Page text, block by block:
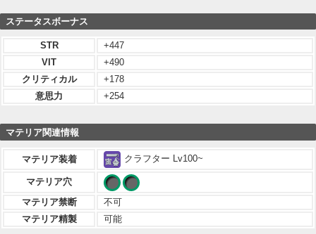
ステータスボーナス
STR
+447
VIT
+490
クリティカル
+178
意思力
+254
マテリア関連情報
マテリア装着 クラフター Lv100~
マテリア穴
マテリア禁断
不可
マテリア精製
可能